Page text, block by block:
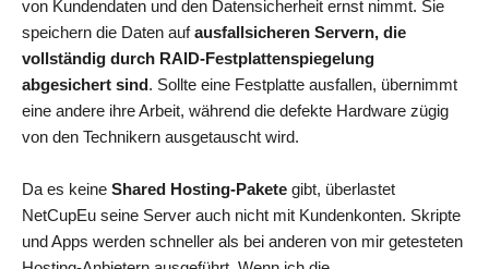
von Kundendaten und den Datensicherheit ernst nimmt. Sie
speichern die Daten aufausfallsicheren Servern, die
vollständig durch RAID-Festplattenspiegelung
abgesichert sind. Sollte eine Festplatte ausfallen, übernimmt
eine andere ihre Arbeit, während die defekte Hardware zügig
von den Technikern ausgetauscht wird.
Da es keine Shared Hosting-Pakete gibt, überlastet
NetCupEu seine Server auch nicht mit Kundenkonten. Skripte
und Apps werden schneller als bei anderen von mir getesteten